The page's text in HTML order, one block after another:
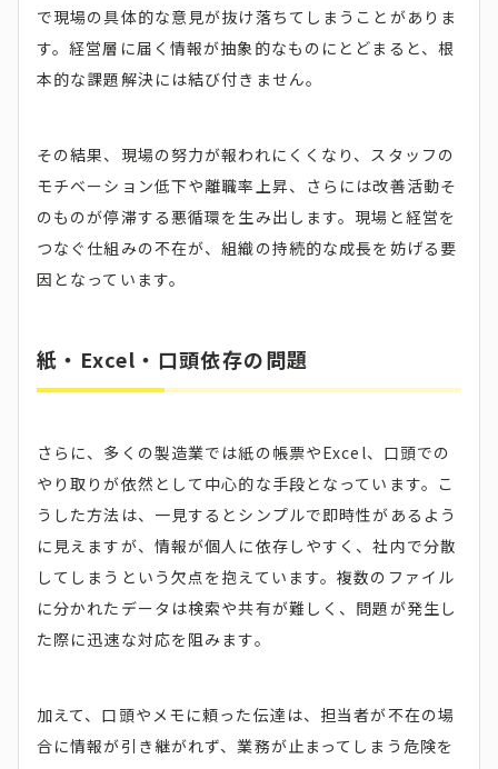
で現場の具体的な意見が抜け落ちてしまうことがありま
す。経営層に届く情報が抽象的なものにとどまると、根
本的な課題解決には結び付きません。
その結果、現場の努力が報われにくくなり、スタッフの
モチベーション低下や離職率上昇、さらには改善活動そ
のものが停滞する悪循環を生み出します。現場と経営を
つなぐ仕組みの不在が、組織の持続的な成長を妨げる要
因となっています。
紙・Excel・口頭依存の問題
さらに、多くの製造業では紙の帳票やExcel、口頭での
やり取りが依然として中心的な手段となっています。こ
うした方法は、一見するとシンプルで即時性があるよう
に見えますが、情報が個人に依存しやすく、社内で分散
してしまうという欠点を抱えています。複数のファイル
に分かれたデータは検索や共有が難しく、問題が発生し
た際に迅速な対応を阻みます。
加えて、口頭やメモに頼った伝達は、担当者が不在の場
合に情報が引き継がれず、業務が止まってしまう危険を